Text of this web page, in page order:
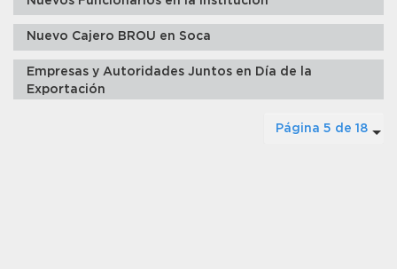
Nuevo Cajero BROU en Soca
Empresas y Autoridades Juntos en Día de la
Exportación
Página 5 de 18